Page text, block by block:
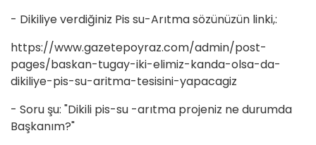
- Dikiliye verdiğiniz Pis su-Arıtma sözünüzün linki,:
https://www.gazetepoyraz.com/admin/post-
pages/baskan-tugay-iki-elimiz-kanda-olsa-da-
dikiliye-pis-su-aritma-tesisini-yapacagiz
- Soru şu: "Dikili pis-su -arıtma projeniz ne durumda
Başkanım?"